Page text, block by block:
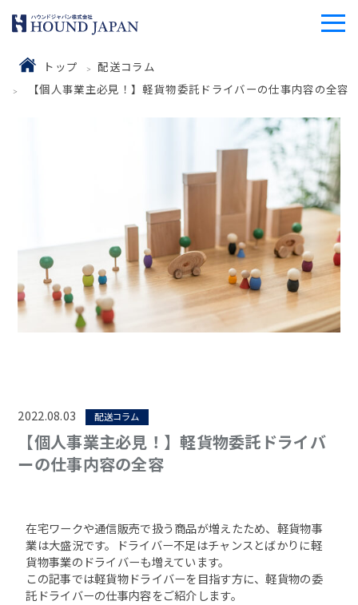
トップ
配送コラム
【個人事業主必見！】軽貨物委託ドライバーの仕事内容の全容
2022.08.03 配送コラム
【個人事業主必見！】軽貨物委託ドライバ
ーの仕事内容の全容
在宅ワークや通信販売で扱う商品が増えたため、軽貨物事
業は大盛況です。ドライバー不足はチャンスとばかりに軽
貨物事業のドライバーも増えています。
この記事では軽貨物ドライバーを目指す方に、軽貨物の委
託ドライバーの仕事内容をご紹介します。